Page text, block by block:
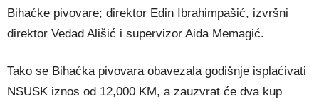
Bihaćke pivovare; direktor Edin Ibrahimpašić, izvršni
direktor Vedad Ališić i supervizor Aida Memagić.
Tako se Bihaćka pivovara obavezala godišnje isplaćivati
NSUSK iznos od 12,000 KM, a zauzvrat će dva kup